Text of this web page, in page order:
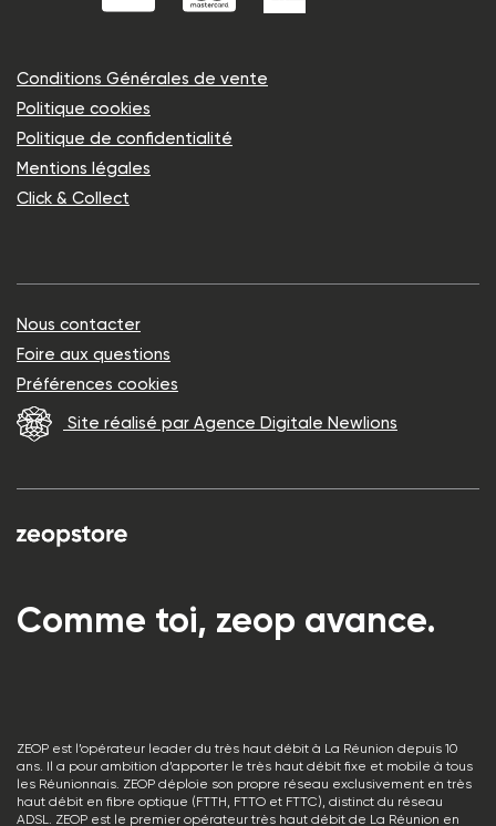
Comme toi, zeop avance.
ZEOP est l’opérateur leader du très haut débit à La Réunion depuis 10
ans. Il a pour ambition d’apporter le très haut débit fixe et mobile à tous
les Réunionnais. ZEOP déploie son propre réseau exclusivement en très
haut débit en fibre optique (FTTH, FTTO et FTTC), distinct du réseau
ADSL. ZEOP est le premier opérateur très haut débit de La Réunion en
Conditions Générales de vente
Politique cookies
Politique de confidentialité
Mentions légales
Click & Collect
Nous contacter
Foire aux questions
Préférences cookies
Site réalisé par Agence Digitale Newlions